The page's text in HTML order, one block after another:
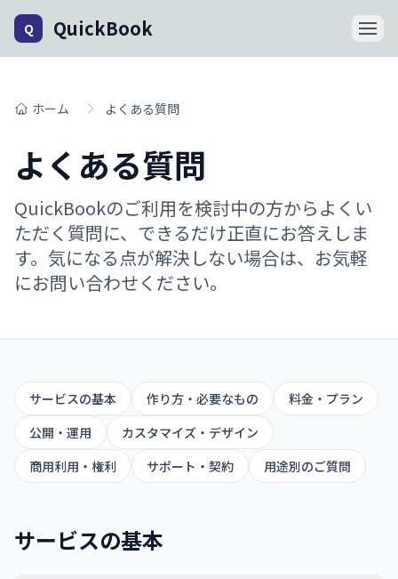
Q QuickBook
ホーム よくある質問
よくある質問
QuickBookのご利用を検討中の方からよくい
ただく質問に、できるだけ正直にお答えしま
す。気になる点が解決しない場合は、お気軽
にお問い合わせください。
サービスの基本 作り方・必要なもの
料金・プラン
公開・運用
カスタマイズ・デザイン
商用利用・権利
サポート・契約 用途別のご質問
サービスの基本